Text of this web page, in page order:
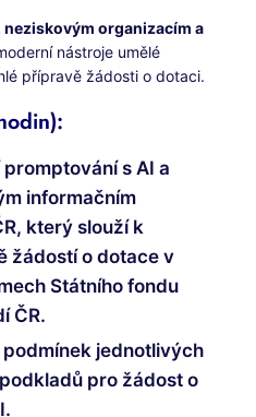
organizacím a
nástroje umělé
přípravě žádosti o dotaci.
s AI a
informačním
který slouží k
žádostí o dotace v
Státního fondu
ČR.
jednotlivých
pro žádost o